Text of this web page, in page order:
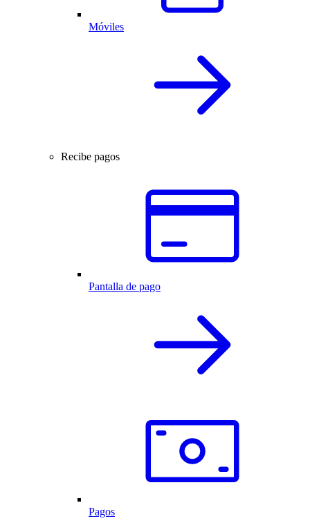
Móviles
Recibe pagos
Pantalla de pago
Pagos